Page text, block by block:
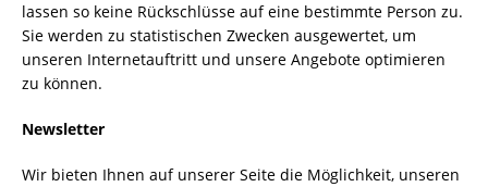
lassen so keine Rückschlüsse auf eine bestimmte Person zu.
Sie werden zu statistischen Zwecken ausgewertet, um
unseren Internetauftritt und unsere Angebote optimieren
zu können.
Newsletter
Wir bieten Ihnen auf unserer Seite die Möglichkeit, unseren